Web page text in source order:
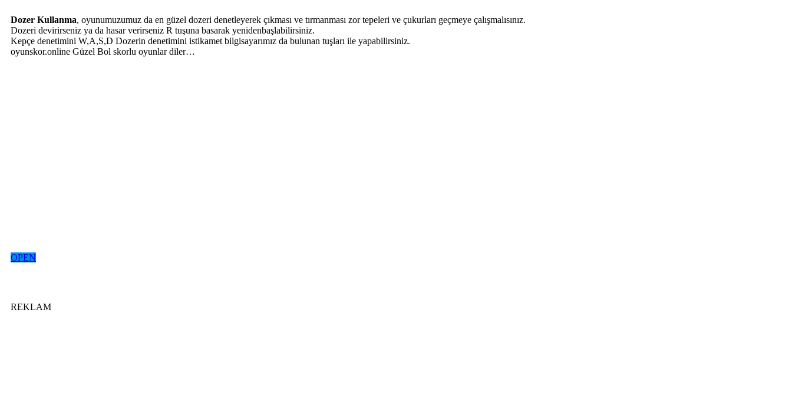
Dozer Kullanma, oyunumuzumuz da en güzel dozeri denetleyerek çıkması ve tırmanması zor tepeleri ve çukurları geçmeye çalışmalısınız.
Dozeri devirirseniz ya da hasar verirseniz R tuşuna basarak yenidenbaşlabilirsiniz.
Kepçe denetimini W,A,S,D Dozerin denetimini istikamet bilgisayarımız da bulunan tuşları ile yapabilirsiniz.
oyunskor.online Güzel Bol skorlu oyunlar diler…
OPEN
REKLAM